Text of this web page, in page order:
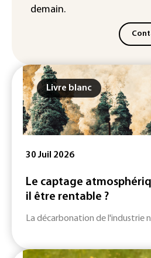
demain.
Livre blanc
30 Juil 2026
Le captage
il être rentable ?
La décarbonation de l'industrie